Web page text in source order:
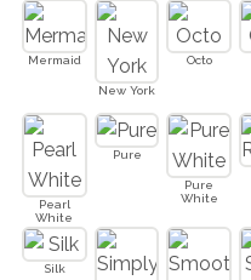
Mermaid
New York
Octo
Pearl
White
Pure
Pure
White
Silk